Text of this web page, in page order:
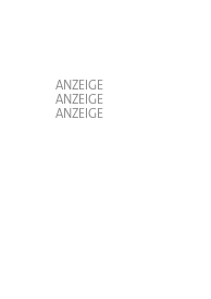
ANZEIGE
ANZEIGE
ANZEIGE